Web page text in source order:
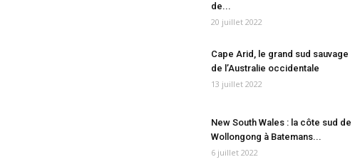
de...
20 juillet 2022
Cape Arid, le grand sud sauvage
de l’Australie occidentale
13 juillet 2022
New South Wales : la côte sud de
Wollongong à Batemans...
6 juillet 2022